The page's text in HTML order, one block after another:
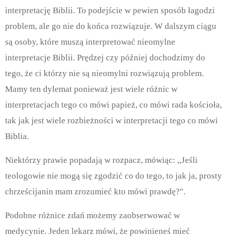
interpretację Biblii. To podejście w pewien sposób łagodzi
problem, ale go nie do końca rozwiązuje. W dalszym ciągu
są osoby, które muszą interpretować nieomylne
interpretacje Biblii. Prędzej czy później dochodzimy do
tego, że ci którzy nie są nieomylni rozwiązują problem.
Mamy ten dylemat ponieważ jest wiele różnic w
interpretacjach tego co mówi papież, co mówi rada kościoła,
tak jak jest wiele rozbieżności w interpretacji tego co mówi
Biblia.
Niektórzy prawie popadają w rozpacz, mówiąc: „Jeśli
teologowie nie mogą się zgodzić co do tego, to jak ja, prosty
chrześcijanin mam zrozumieć kto mówi prawdę?".
Podobne różnice zdań możemy zaobserwować w
medycynie. Jeden lekarz mówi, że powinieneś mieć